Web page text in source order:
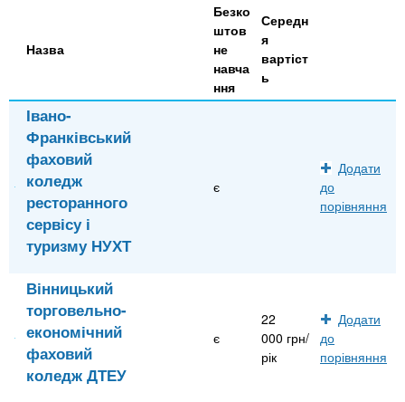
Назва
Безко
штов
не
навча
ння
Середн
я
вартіст
ь
Івано-
Франківський
фаховий
коледж
ресторанного
сервісу і
туризму НУХТ
є
Додати
до
порівняння
Вінницький
торговельно-
економічний
фаховий
коледж ДТЕУ
є
22
000 грн/
рік
Додати
до
порівняння